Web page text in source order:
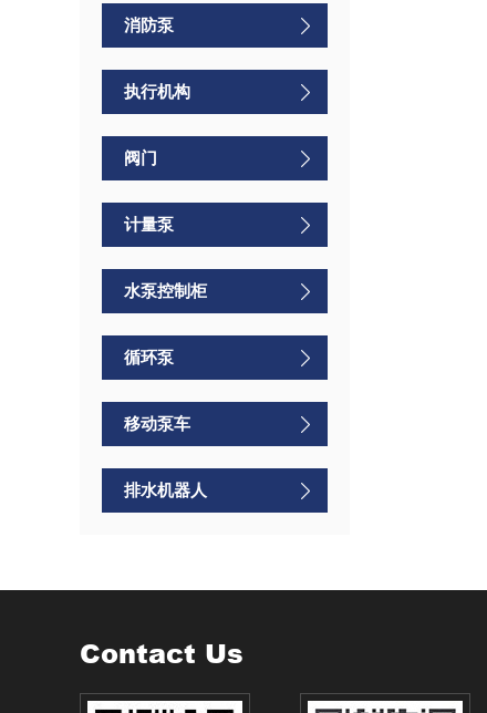
消防泵
执行机构
阀门
计量泵
水泵控制柜
循环泵
移动泵车
排水机器人
Contact Us